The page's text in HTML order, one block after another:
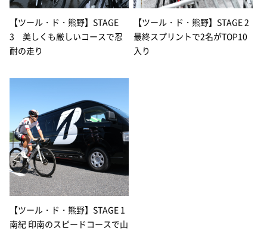
【ツール・ド・熊野】STAGE
3 美しくも厳しいコースで忍
耐の走り
【ツール・ド・熊野】STAGE 2
最終スプリントで2名がTOP10
入り
【ツール・ド・熊野】STAGE 1
南紀 印南のスピードコースで山